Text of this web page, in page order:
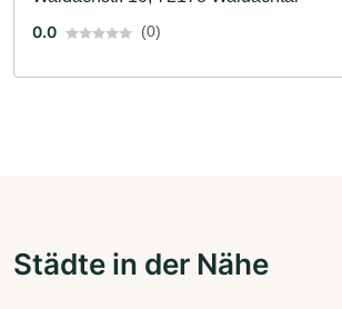
0.0
(0)
Städte in der Nähe